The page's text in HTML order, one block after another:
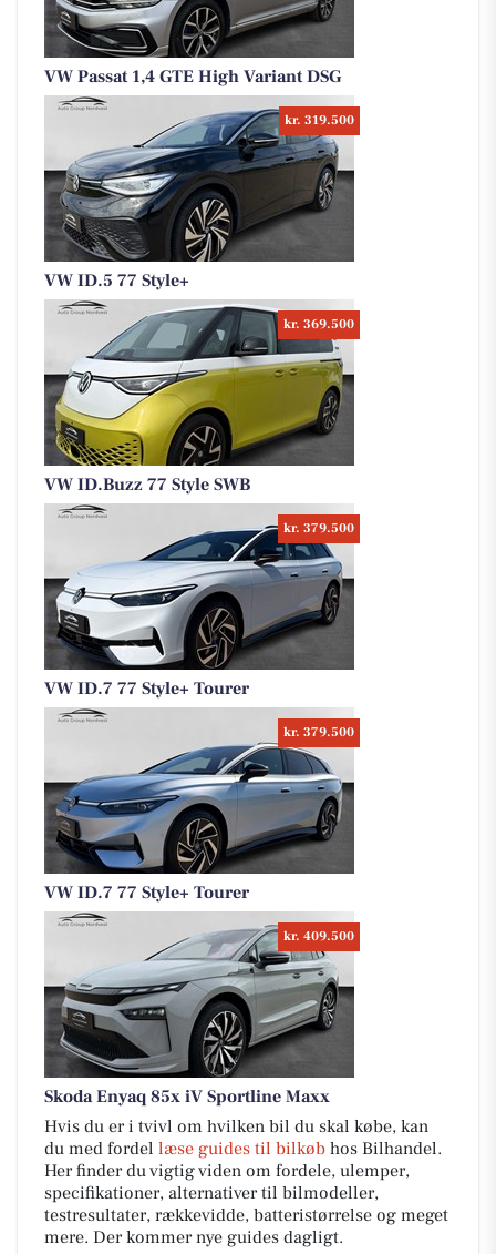
VW Passat 1,4 GTE High Variant DSG
kr. 319.500
VW ID.5 77 Style+
kr. 369.500
VW ID.Buzz 77 Style SWB
kr. 379.500
VW ID.7 77 Style+ Tourer
kr. 379.500
VW ID.7 77 Style+ Tourer
kr. 409.500
Skoda Enyaq 85x iV Sportline Maxx
Hvis du er i tvivl om hvilken bil du skal købe, kan
du med fordel læse guides til bilkøb hos Bilhandel.
Her finder du vigtig viden om fordele, ulemper,
specifikationer, alternativer til bilmodeller,
testresultater, rækkevidde, batteristørrelse og meget
mere. Der kommer nye guides dagligt.